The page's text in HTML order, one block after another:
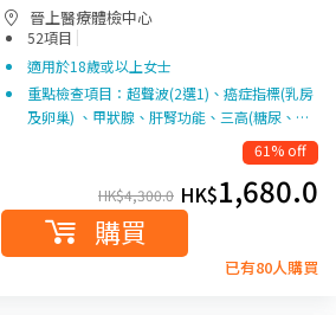
晉上醫療體檢中心
52項目 |
適用於18歲或以上女士
重點檢查項目：超聲波(2選1)、癌症指標(乳房
及卵巢) 、甲狀腺、肝腎功能、三高(糖尿、…
61% off
HK$4,300.0 HK$1,680.0
購買
已有80人購買